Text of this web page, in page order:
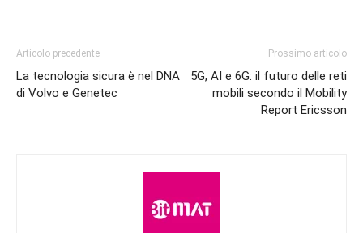
Articolo precedente
La tecnologia sicura è nel DNA
di Volvo e Genetec
Prossimo articolo
5G, AI e 6G: il futuro delle reti
mobili secondo il Mobility
Report Ericsson